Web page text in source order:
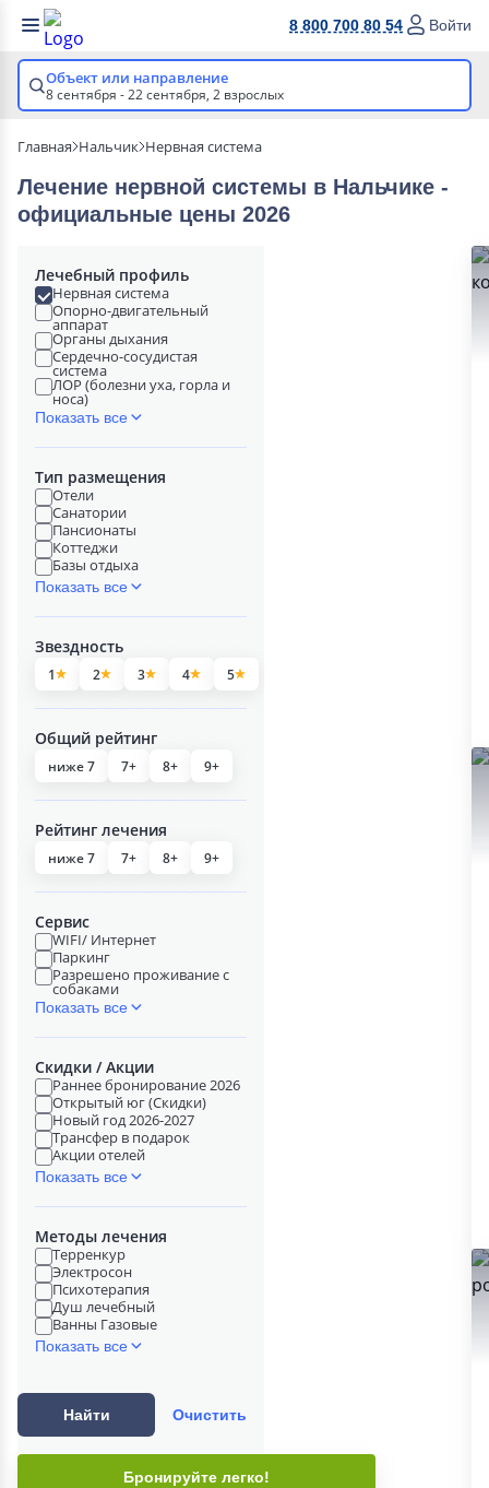
8 800 700 80 54 Войти
Объект или направление
8 сентября - 22 сентября, 2 взрослых
Главная Нальчик Нервная система
Лечение нервной системы в Нальчике -
официальные цены 2026
Лечебный профиль
Нервная система
Опорно-двигательный
аппарат
Органы дыхания
Сердечно-сосудистая
система
ЛОР (болезни уха, горла и
носа)
Показать все
Тип размещения
Отели
Санатории
Пансионаты
Коттеджи
Базы отдыха
Показать все
Звездность
1 2 3 4 5
Общий рейтинг
ниже 7 7+ 8+ 9+
Рейтинг лечения
ниже 7 7+ 8+ 9+
Сервис
WIFI/ Интернет
Паркинг
Разрешено проживание с
собаками
Показать все
Скидки / Акции
Раннее бронирование 2026
Открытый юг (Скидки)
Новый год 2026-2027
Трансфер в подарок
Акции отелей
Показать все
Методы лечения
Терренкур
Электросон
Психотерапия
Душ лечебный
Ванны Газовые
Показать все
Найти Очистить
Бронируйте легко!